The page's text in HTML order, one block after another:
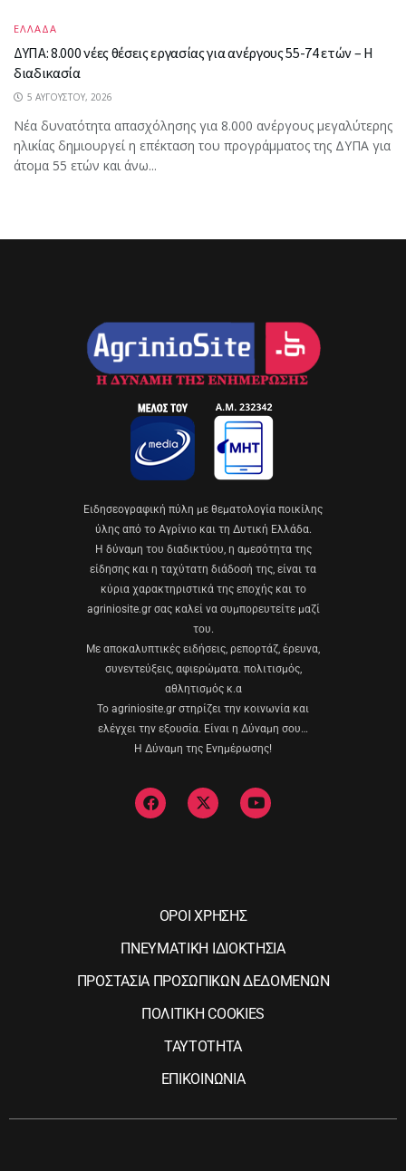
ΕΛΛΑΔΑ
ΔΥΠΑ: 8.000 νέες θέσεις εργασίας για ανέργους 55-74 ετών – Η
διαδικασία
5 ΑΥΓΟΎΣΤΟΥ, 2026
Νέα δυνατότητα απασχόλησης για 8.000 ανέργους μεγαλύτερης
ηλικίας δημιουργεί η επέκταση του προγράμματος της ΔΥΠΑ για
άτομα 55 ετών και άνω...
Eιδησεογραφική πύλη με θεματολογία ποικίλης
ύλης από το Αγρίνιο και τη Δυτική Ελλάδα.
Η δύναμη του διαδικτύου, η αμεσότητα της
είδησης και η ταχύτατη διάδοσή της, είναι τα
κύρια χαρακτηριστικά της εποχής και το
agriniosite.gr σας καλεί να συμπορευτείτε μαζί
του.
Με αποκαλυπτικές ειδήσεις, ρεπορτάζ, έρευνα,
συνεντεύξεις, αφιερώματα. πολιτισμός,
αθλητισμός κ.α
Το agriniosite.gr στηρίζει την κοινωνία και
ελέγχει την εξουσία. Είναι η Δύναμη σου…
Η Δύναμη της Ενημέρωσης!
ΟΡΟΙ ΧΡΗΣΗΣ
ΠΝΕΥΜΑΤΙΚΗ ΙΔΙΟΚΤΗΣΙΑ
ΠΡΟΣΤΑΣΙΑ ΠΡΟΣΩΠΙΚΩΝ ΔΕΔΟΜΕΝΩΝ
ΠΟΛΙΤΙΚΗ COOKIES
ΤΑΥΤΟΤΗΤΑ
ΕΠΙΚΟΙΝΩΝΙΑ